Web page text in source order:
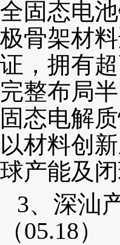
全固态电
极骨架材
证，拥有
完整布局
固态电解
以材料创
球产能及
3、 深汕
（05.18）